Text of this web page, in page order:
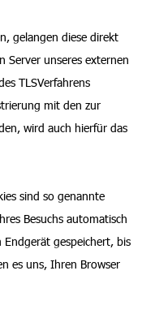
gelangen diese direkt
Server unseres externen
TLSVerfahrens
mit den zur
wird auch hierfür das
sind so genannte
Besuchs automatisch
gespeichert, bis
es uns, Ihren Browser